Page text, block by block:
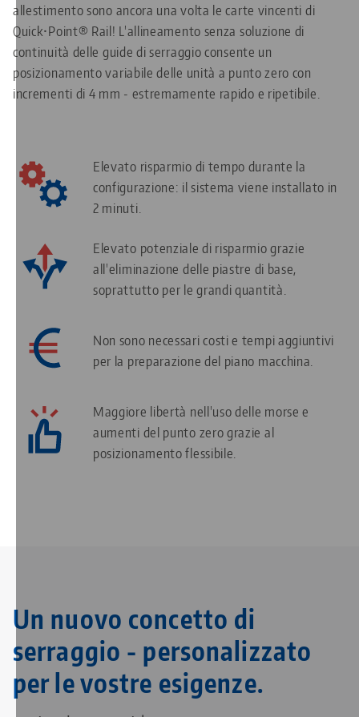
allestimento sono ancora una volta le carte vincenti di
Quick•Point® Rail! L'allineamento senza soluzione di
continuità delle guide di serraggio consente un
posizionamento variabile delle unità a punto zero con
incrementi di 4 mm - estremamente rapido e ripetibile.
Elevato risparmio di tempo durante la
configurazione: il sistema viene installato in
2 minuti.
Elevato potenziale di risparmio grazie
all'eliminazione delle piastre di base,
soprattutto per le grandi quantità.
Non sono necessari costi e tempi aggiuntivi
per la preparazione del piano macchina.
Maggiore libertà nell'uso delle morse e
aumenti del punto zero grazie al
posizionamento flessibile.
Un nuovo concetto di
serraggio - personalizzato
per le vostre esigenze.